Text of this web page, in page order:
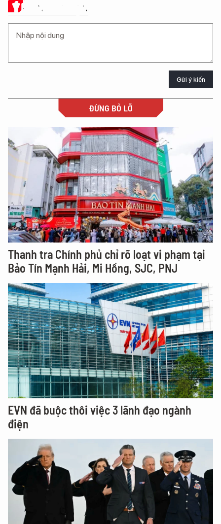
Ý KIẾN CỦA BẠN
Gửi ý kiến
ĐỪNG BỎ LỠ
Thanh tra Chính phủ chỉ rõ loạt vi phạm tại
Bảo Tín Mạnh Hải, Mi Hồng, SJC, PNJ
EVN đã buộc thôi việc 3 lãnh đạo ngành
điện